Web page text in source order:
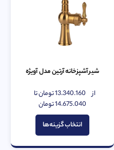
شیر آشپزخانه آرتین مدل آویژه
امتیاز
0
5
از 13.340.160تومانتا
14.675.040تومان
انتخاب گزینه‌ها